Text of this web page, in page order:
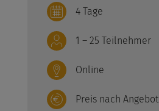
4 Tage
1 – 25 Teilnehmer
Online
Preis nach Angebot